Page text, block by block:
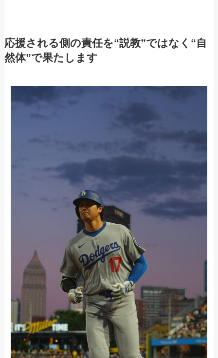
応援される側の責任を“説教”ではなく“自
然体”で果たします